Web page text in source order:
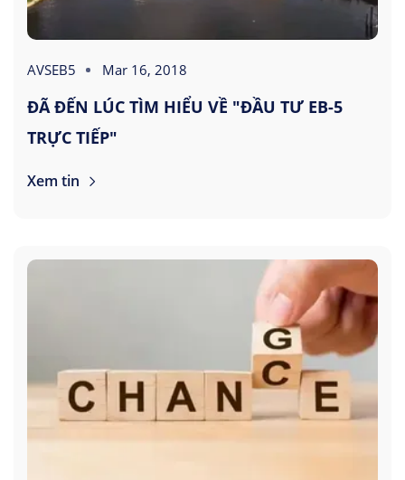
AVSEB5 Mar 16, 2018
ĐÃ ĐẾN LÚC TÌM HIỂU VỀ "ĐẦU TƯ EB-5
TRỰC TIẾP"
Xem tin